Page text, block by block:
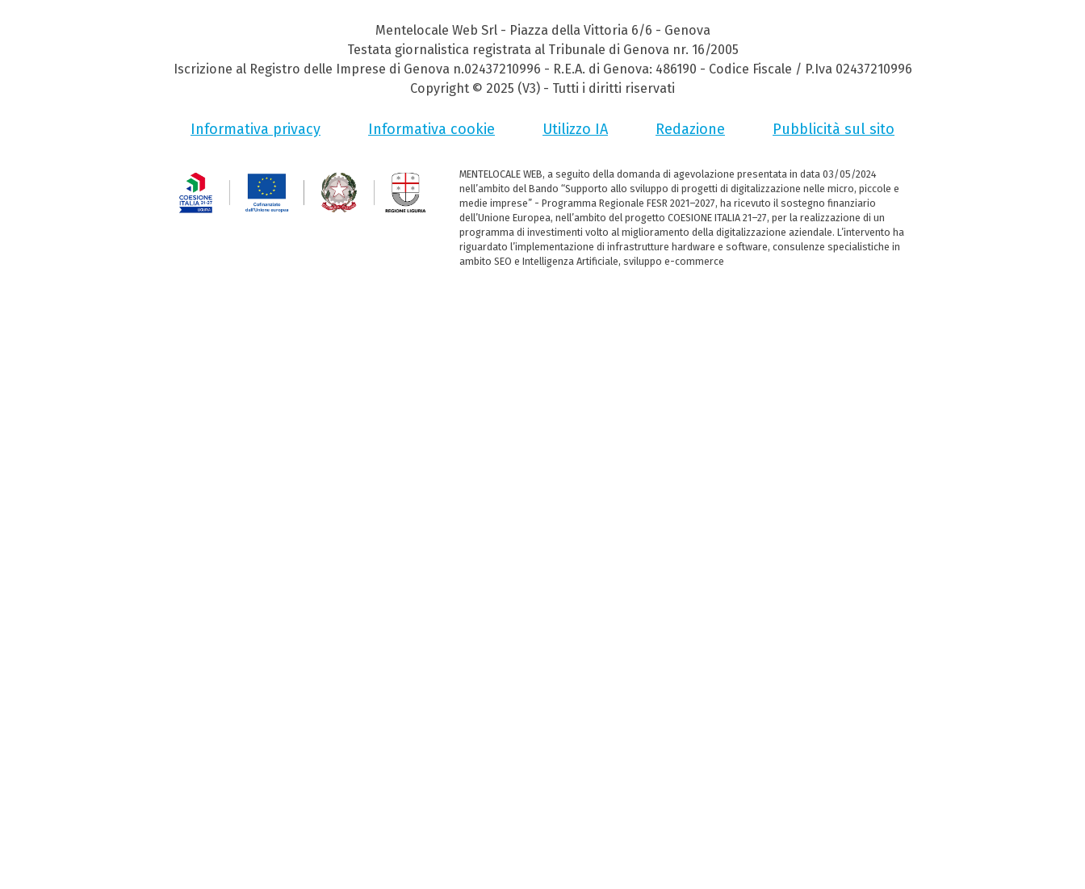
Mentelocale Web Srl - Piazza della Vittoria 6/6 - Genova
Testata giornalistica registrata al Tribunale di Genova nr. 16/2005
Iscrizione al Registro delle Imprese di Genova n.02437210996 - R.E.A. di Genova: 486190 - Codice Fiscale / P.Iva 02437210996
Copyright © 2025 (V3) - Tutti i diritti riservati
Informativa privacy Informativa cookie Utilizzo IA Redazione Pubblicità sul sito
MENTELOCALE WEB, a seguito della domanda di agevolazione presentata in data 03/05/2024
nell’ambito del Bando “Supporto allo sviluppo di progetti di digitalizzazione nelle micro, piccole e
medie imprese” - Programma Regionale FESR 2021–2027, ha ricevuto il sostegno finanziario
dell’Unione Europea, nell’ambito del progetto COESIONE ITALIA 21–27, per la realizzazione di un
programma di investimenti volto al miglioramento della digitalizzazione aziendale. L’intervento ha
riguardato l’implementazione di infrastrutture hardware e software, consulenze specialistiche in
ambito SEO e Intelligenza Artificiale, sviluppo e-commerce